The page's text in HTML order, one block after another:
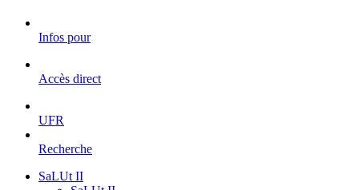
Infos pour
Accès direct
UFR
Recherche
SaLUt II